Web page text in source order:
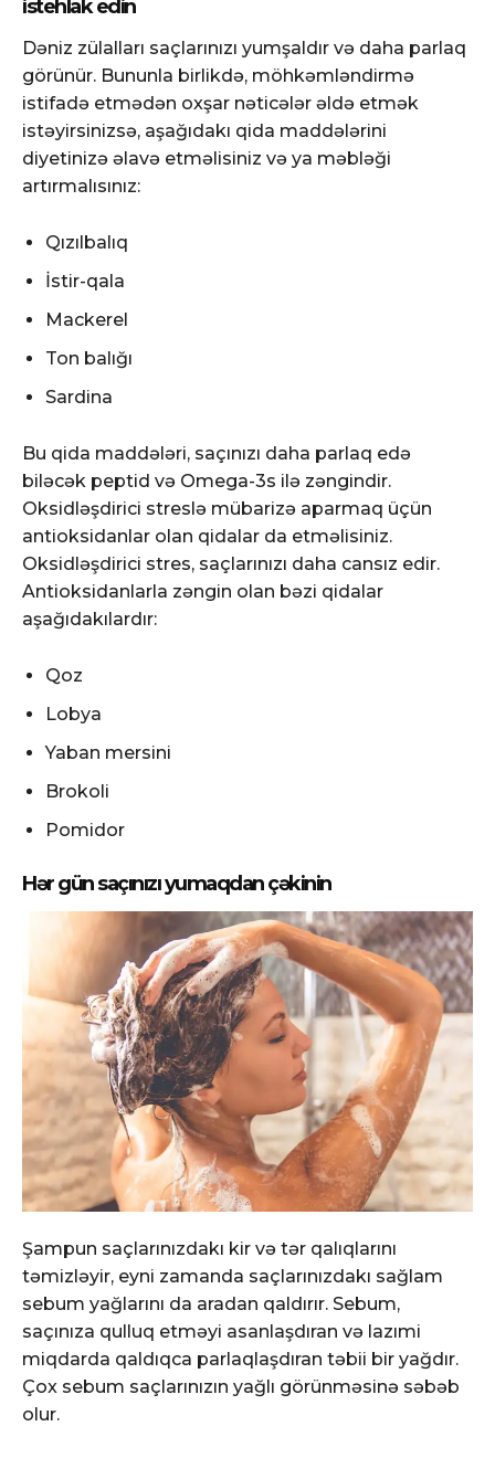
istehlak edin
Dəniz zülalları saçlarınızı yumşaldır və daha parlaq
görünür. Bununla birlikdə, möhkəmləndirmə
istifadə etmədən oxşar nəticələr əldə etmək
istəyirsinizsə, aşağıdakı qida maddələrini
diyetinizə əlavə etməlisiniz və ya məbləği
artırmalısınız:
Qızılbalıq
İstir-qala
Mackerel
Ton balığı
Sardina
Bu qida maddələri, saçınızı daha parlaq edə
biləcək peptid və Omega-3s ilə zəngindir.
Oksidləşdirici streslə mübarizə aparmaq üçün
antioksidanlar olan qidalar da etməlisiniz.
Oksidləşdirici stres, saçlarınızı daha cansız edir.
Antioksidanlarla zəngin olan bəzi qidalar
aşağıdakılardır:
Qoz
Lobya
Yaban mersini
Brokoli
Pomidor
Hər gün saçınızı yumaqdan çəkinin
Şampun saçlarınızdakı kir və tər qalıqlarını
təmizləyir, eyni zamanda saçlarınızdakı sağlam
sebum yağlarını da aradan qaldırır. Sebum,
saçınıza qulluq etməyi asanlaşdıran və lazımi
miqdarda qaldıqca parlaqlaşdıran təbii bir yağdır.
Çox sebum saçlarınızın yağlı görünməsinə səbəb
olur.